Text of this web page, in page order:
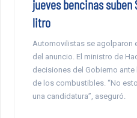
jueves bencinas
litro
Automovilistas se agolparon
del anuncio. El ministro de
decisiones del Gobierno
de los combustibles. “No
una candidatura”, aseguró.